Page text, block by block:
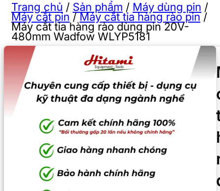
Trang chủ / Sản phẩm / Máy dùng pin /
Máy cắt pin /Máy cắt tỉa hàng rào pin/
Máy cắt tỉa hàng rào dùng pin 20V-
480mm Wadfow WLYP5181